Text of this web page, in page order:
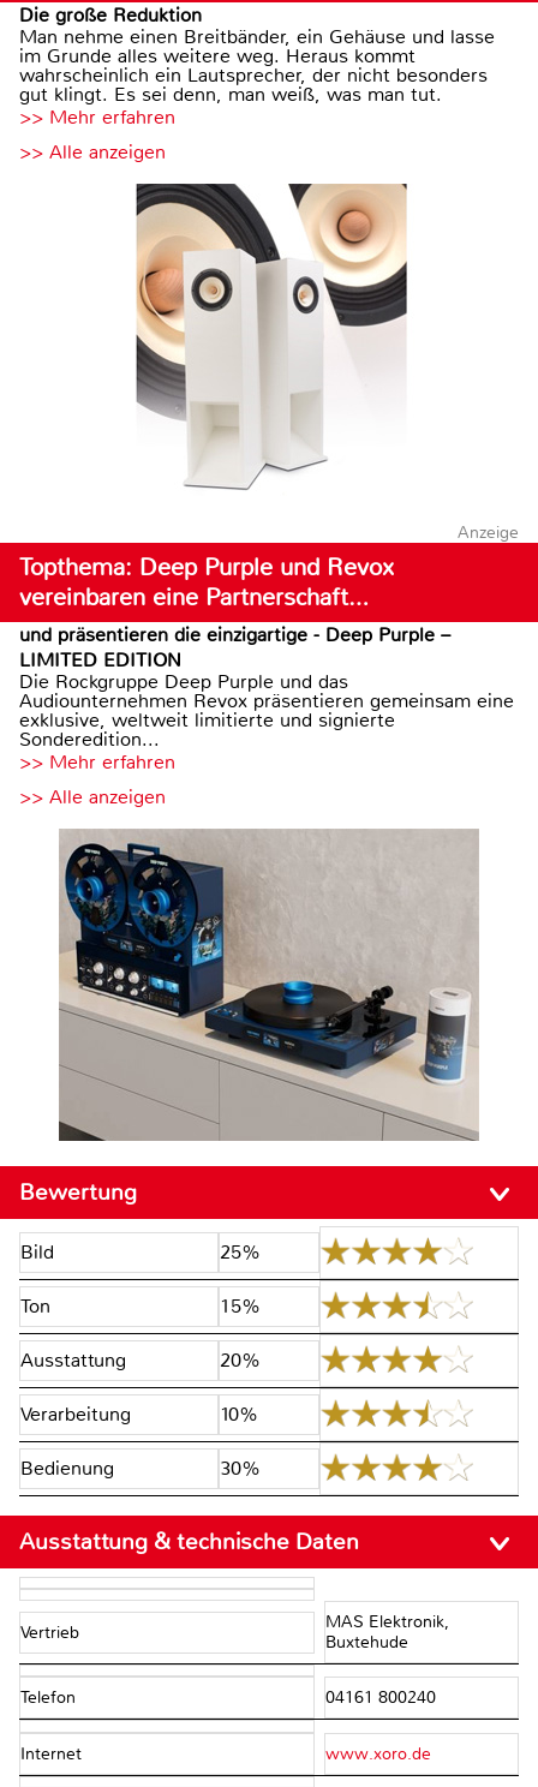
Die große Reduktion
Man nehme einen Breitbänder, ein Gehäuse und lasse
im Grunde alles weitere weg. Heraus kommt
wahrscheinlich ein Lautsprecher, der nicht besonders
gut klingt. Es sei denn, man weiß, was man tut.
>> Mehr erfahren
>> Alle anzeigen
Anzeige
Topthema: Deep Purple und Revox
vereinbaren eine Partnerschaft…
und präsentieren die einzigartige - Deep Purple –
LIMITED EDITION
Die Rockgruppe Deep Purple und das
Audiounternehmen Revox präsentieren gemeinsam eine
exklusive, weltweit limitierte und signierte
Sonderedition...
>> Mehr erfahren
>> Alle anzeigen
Bewertung
Bild 25%
Ton 15%
Ausstattung 20%
Verarbeitung 10%
Bedienung 30%
Ausstattung & technische Daten
Vertrieb
MAS Elektronik,
Buxtehude
Telefon 04161 800240
Internet www.xoro.de